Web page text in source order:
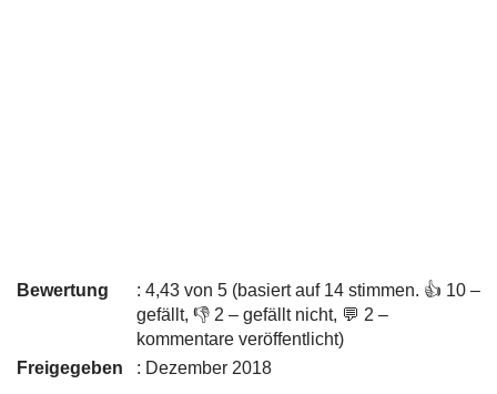
Bewertung
: 4,43 von 5 (basiert auf 14 stimmen. 👍 10 –
gefällt, 👎 2 – gefällt nicht, 💬 2 –
kommentare veröffentlicht)
Freigegeben
: Dezember 2018